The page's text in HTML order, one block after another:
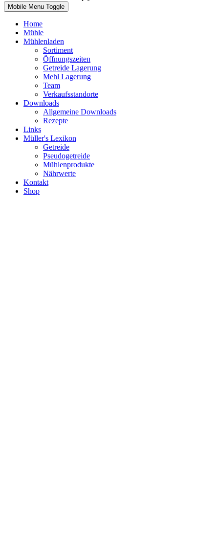
Mobile Menu Toggle
Home
Mühle
Mühlenladen
Sortiment
Öffnungszeiten
Getreide Lagerung
Mehl Lagerung
Team
Verkaufsstandorte
Downloads
Allgemeine Downloads
Rezepte
Links
Müller's Lexikon
Getreide
Pseudogetreide
Mühlenprodukte
Nährwerte
Kontakt
Shop